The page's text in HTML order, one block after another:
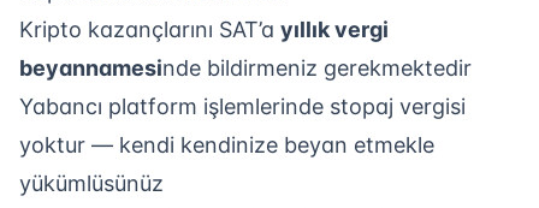
Kripto kazançlarını SAT’a yıllık vergi
beyannamesinde bildirmeniz gerekmektedir
Yabancı platform işlemlerinde stopaj vergisi
yoktur — kendi kendinize beyan etmekle
yükümlüsünüz